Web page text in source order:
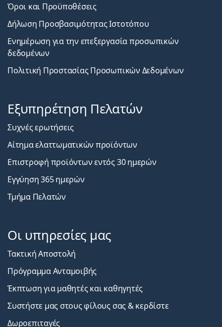
Όροι και Προϋποθέσεις
Δήλωση Προσβασιμότητας Ιστοτόπου
Ενημέρωση για την επεξεργασία προσωπικών
δεδομένων
Πολιτική Προστασίας Προσωπικών Δεδομένων
Εξυπηρέτηση Πελατών
Συχνές ερωτήσεις
Αίτημα ελαττωματικών προϊόντων
Επιστροφή προϊόντων εντός 30 ημερών
Εγγύηση 365 ημερών
Τμήμα Πελατών
Οι υπηρεσίες μας
Τακτική Αποστολή
Πρόγραμμα Ανταμοιβής
Έκπτωση για μαθητές και καθηγητές
Συστήστε μας στους φίλους σας & κερδίστε
Δωροεπιταγές